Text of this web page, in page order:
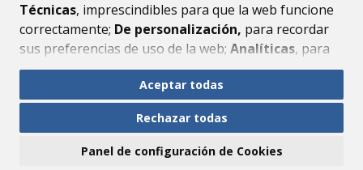
Técnicas, imprescindibles para que la web funcione
correctamente; De personalización, para recordar
sus preferencias de uso de la web; Analíticas, para
mejorar el funcionamiento de la web y sus servicios.
Si acepta pulsando el botón“Aceptar todas”
consideramos que acepta su uso. Si pulsa el botón
ninguna acción, se guardarán las cookies técnicas
Aceptar todas
Rechazar todas
Panel de configuración de Cookies